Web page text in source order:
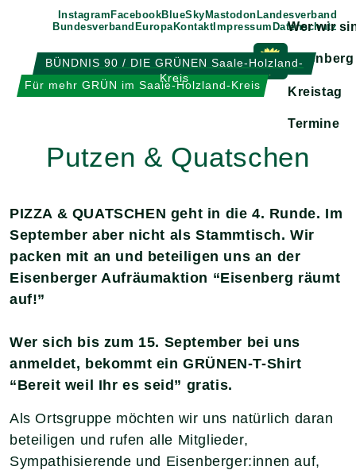
Inhalt
Instagram FacebookBlueSky Mastodon Landesverband
Bundesverband EuropaKontaktImpressum Datenschutz
BÜNDNIS 90 / DIE GRÜNEN Saale-Holzland-
Kreis
Für mehr GRÜN im Saale-Holzland-Kreis
Wer wir
Eisenberg
Zeige
Kreistag
Termine
Putzen & Quatschen
PIZZA & QUATSCHEN geht in die 4. Runde. Im
September aber nicht als Stammtisch. Wir
packen mit an und beteiligen uns an der
Eisenberger Aufräumaktion “Eisenberg räumt
auf!”
Wer sich bis zum 15. September bei uns
anmeldet, bekommt ein GRÜNEN-T-Shirt
“Bereit weil Ihr es seid” gratis.
Als Ortsgruppe möchten wir uns natürlich daran
beteiligen und rufen alle Mitglieder,
Sympathisierende und Eisenberger:innen auf,